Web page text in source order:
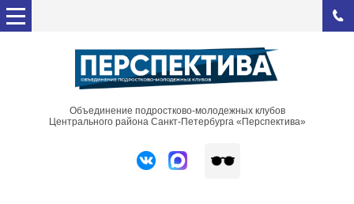
Объединение подростково-молодежных клубов
Центрального района Санкт-Петербурга «Перспектива»